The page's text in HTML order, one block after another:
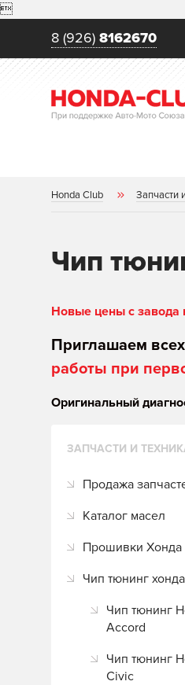

8 (926) 8162670
Honda Club Запчасти
Чип
Новые цены с завода
Приглашаем
работы при
Оригинальный
ЗАПЧАСТИ И
Продажа
Каталог масел
Прошивки Хонда
Чип тюнинг хонда
Чип тюнинг
Accord
Чип тюнинг
Civic